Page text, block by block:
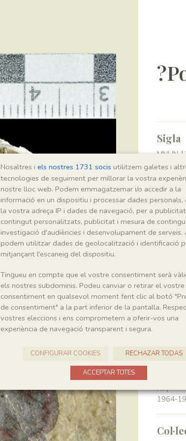
Sigla
MNHN
Regne
Plantae
Classe
Génere
Any
1964-
Nosaltres i els nostres 1731 socis utilitzem galetes i
tecnologies de seguiment per millorar la vostra
nostre lloc web. Podem emmagatzemar i/o accedir a la
informació en un dispositiu i processar dades personals,
la vostra adreça IP i dades de navegació, per a
contingut personalitzats, publicitat i mesura de
investigació d'audiències i desenvolupament de serveis.
podem utilitzar dades de geolocalització i identificació
mitjançant l'escaneig del dispositiu.
Tingueu en compte que el vostre consentiment serà
els nostres subdominis. Podeu canviar o retirar el vostre
consentiment en qualsevol moment fent clic al botó
de consentiment" a la part inferior de la pantalla.
vostres eleccions i ens comprometem a oferir-vos una
experiència de navegació transparent i segura.
CONFIGURAR COOKIES RECHAZAR TODAS
ACCEPTAR TOTES